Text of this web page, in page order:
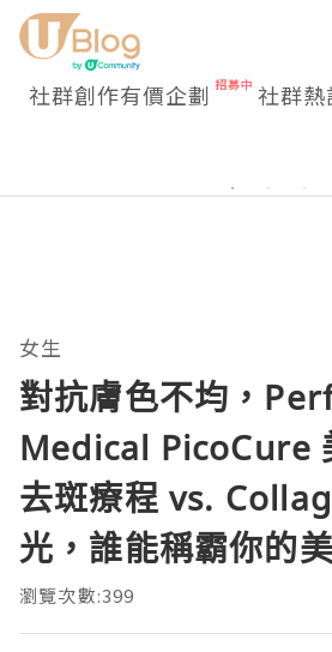
社群創作有價企劃 社群熱
女生
對抗膚色不均，
Medical PicoCure
去斑療程 vs.
光，誰能稱霸你的
瀏覽次數:399